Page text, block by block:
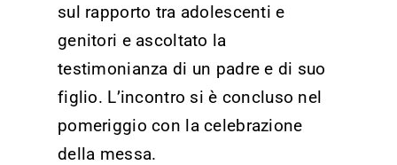
sul rapporto tra adolescenti e
genitori e ascoltato la
testimonianza di un padre e di suo
figlio. L’incontro si è concluso nel
pomeriggio con la celebrazione
della messa.